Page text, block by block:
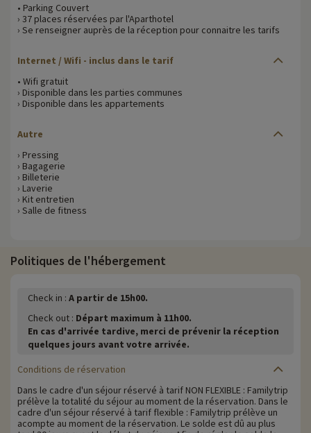
• Parking Couvert
› 37 places réservées par l'Aparthotel
› Se renseigner auprès de la réception pour connaitre les tarifs
Internet / Wifi - inclus dans le tarif
• Wifi gratuit
› Disponible dans les parties communes
› Disponible dans les appartements
Autre
› Pressing
› Bagagerie
› Billeterie
› Laverie
› Kit entretien
› Salle de fitness
Politiques de l'hébergement
Check in : A partir de 15h00.
Check out : Départ maximum à 11h00.
En cas d'arrivée tardive, merci de prévenir la réception
quelques jours avant votre arrivée.
Conditions de réservation
Dans le cadre d'un séjour réservé à tarif NON FLEXIBLE : Familytrip
prélève la totalité du séjour au moment de la réservation. Dans le
cadre d'un séjour réservé à tarif flexible : Familytrip prélève un
acompte au moment de la réservation. Le solde est dû au plus